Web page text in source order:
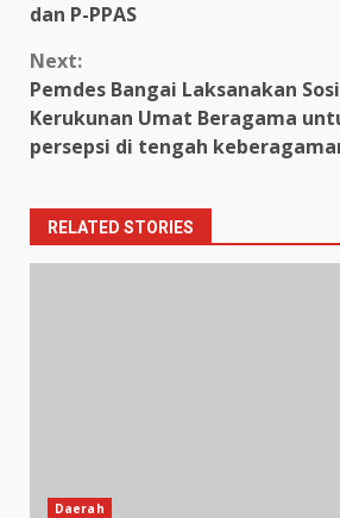
dan P-PPAS
Next:
Pemdes Bangai Laksanakan
Kerukunan Umat Beragama
persepsi di tengah
RELATED STORIES
Daerah